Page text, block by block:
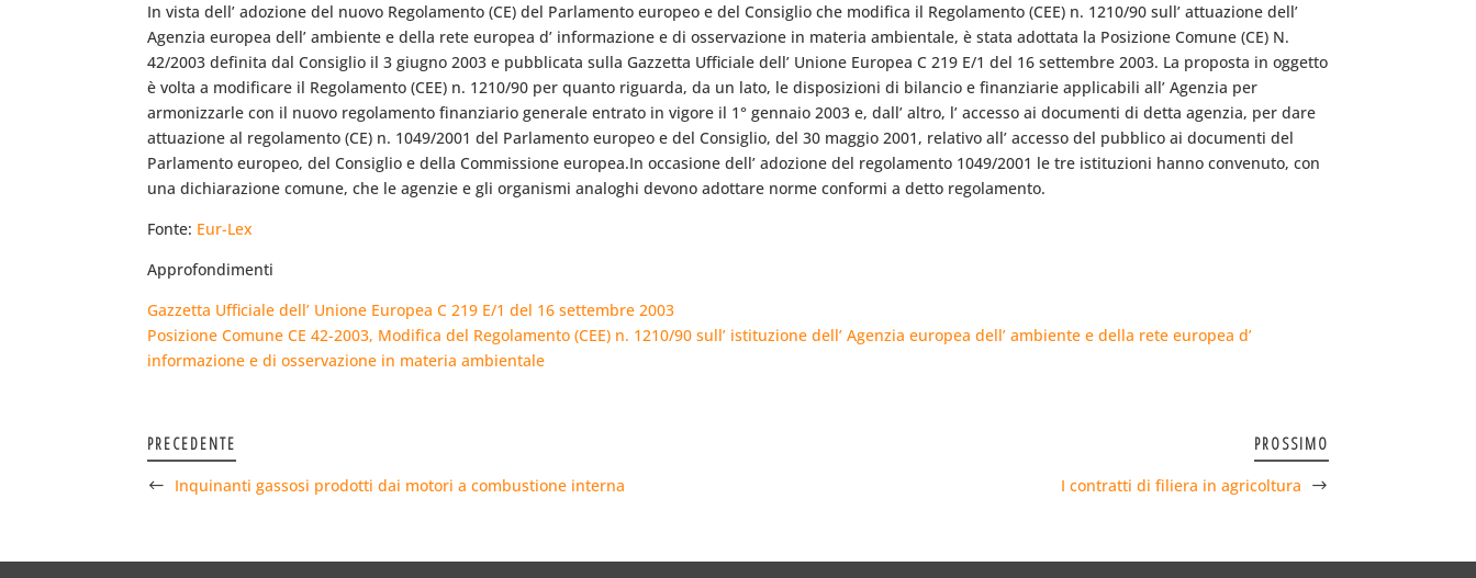
In vista dell’ adozione del nuovo Regolamento (CE) del Parlamento europeo e del Consiglio che modifica il Regolamento (CEE) n. 1210/90 sull’ attuazione dell’
Agenzia europea dell’ ambiente e della rete europea d’ informazione e di osservazione in materia ambientale, è stata adottata la Posizione Comune (CE) N.
42/2003 definita dal Consiglio il 3 giugno 2003 e pubblicata sulla Gazzetta Ufficiale dell’ Unione Europea C 219 E/1 del 16 settembre 2003. La proposta in oggetto
è volta a modificare il Regolamento (CEE) n. 1210/90 per quanto riguarda, da un lato, le disposizioni di bilancio e finanziarie applicabili all’ Agenzia per
armonizzarle con il nuovo regolamento finanziario generale entrato in vigore il 1° gennaio 2003 e, dall’ altro, l’ accesso ai documenti di detta agenzia, per dare
attuazione al regolamento (CE) n. 1049/2001 del Parlamento europeo e del Consiglio, del 30 maggio 2001, relativo all’ accesso del pubblico ai documenti del
Parlamento europeo, del Consiglio e della Commissione europea.In occasione dell’ adozione del regolamento 1049/2001 le tre istituzioni hanno convenuto, con
una dichiarazione comune, che le agenzie e gli organismi analoghi devono adottare norme conformi a detto regolamento.
Fonte: Eur-Lex
Approfondimenti
Gazzetta Ufficiale dell’ Unione Europea C 219 E/1 del 16 settembre 2003
Posizione Comune CE 42-2003, Modifica del Regolamento (CEE) n. 1210/90 sull’ istituzione dell’ Agenzia europea dell’ ambiente e della rete europea d’
informazione e di osservazione in materia ambientale
PRECEDENTE
Inquinanti gassosi prodotti dai motori a combustione interna
PROSSIMO
I contratti di filiera in agricoltura